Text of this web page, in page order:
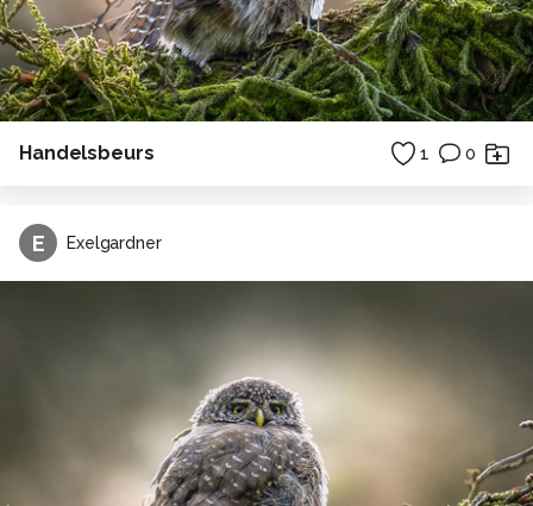
Handelsbeurs 1 0
E Exelgardner